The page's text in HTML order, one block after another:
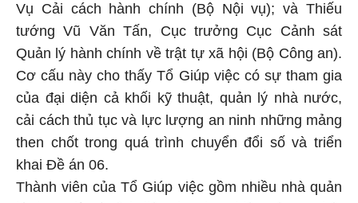
Vụ Cải cách hành chính (Bộ Nội vụ); và Thiếu
tướng Vũ Văn Tấn, Cục trưởng Cục Cảnh sát
Quản lý hành chính về trật tự xã hội (Bộ Công an).
Cơ cấu này cho thấy Tổ Giúp việc có sự tham gia
của đại diện cả khối kỹ thuật, quản lý nhà nước,
cải cách thủ tục và lực lượng an ninh những mảng
then chốt trong quá trình chuyển đổi số và triển
khai Đề án 06.
Thành viên của Tổ Giúp việc gồm nhiều nhà quản